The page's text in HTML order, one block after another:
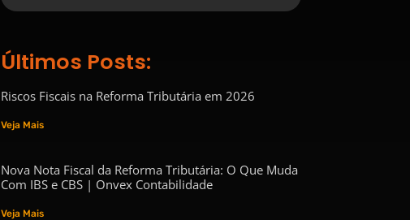
Últimos Posts:
Riscos Fiscais na Reforma Tributária em 2026
Veja Mais
Nova Nota Fiscal da Reforma Tributária: O Que Muda
Com IBS e CBS | Onvex Contabilidade
Veja Mais